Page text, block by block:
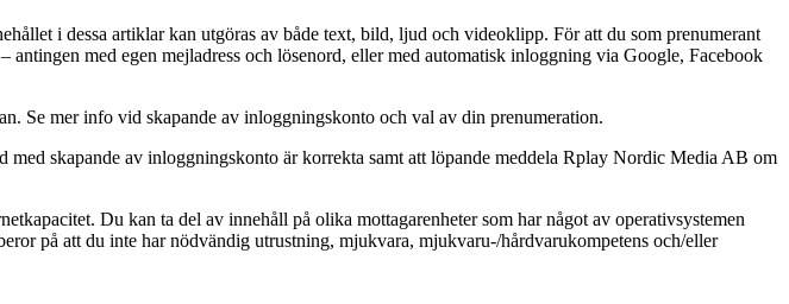
i dessa artiklar kan utgöras av både text, bild, ljud och videoklipp. För att du som prenumerant
med egen mejladress och lösenord, eller med automatisk inloggning via Google, Facebook
Se mer info vid skapande av inloggningskonto och val av din prenumeration.
skapande av inloggningskonto är korrekta samt att löpande meddela Rplay Nordic Media AB om
Du kan ta del av innehåll på olika mottagarenheter som har något av operativsystemen
på att du inte har nödvändig utrustning, mjukvara, mjukvaru-/hårdvarukompetens och/eller